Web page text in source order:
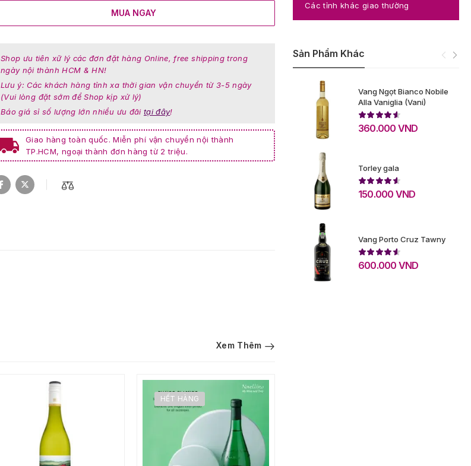
Các tỉnh khác giao thường
Sản Phẩm Khác
Vang Ngọt Bianco Nobile
Alla Vaniglia (Vani)
360.000 VND
Torley gala
150.000 VND
Vang Porto Cruz Tawny
600.000 VND
MUA NGAY
Shop ưu tiên xữ lý các đơn đặt hàng Online, free shipping trong
ngày nội thành HCM & HN!
Lưu ý: Các khách hàng tỉnh xa thời gian vận chuyển từ 3-5 ngày
(Vui lòng đặt sớm để Shop kịp xử lý)
Báo giá sỉ số lượng lớn nhiều ưu đãi tại đây!
Giao hàng toàn quốc. Miễn phí vận chuyển nội thành
TP.HCM, ngoại thành đơn hàng từ 2 triệu.
Xem Thêm
HẾT HÀNG